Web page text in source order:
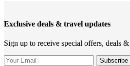
Exclusive deals & travel updates
Sign up to receive special offers, deals